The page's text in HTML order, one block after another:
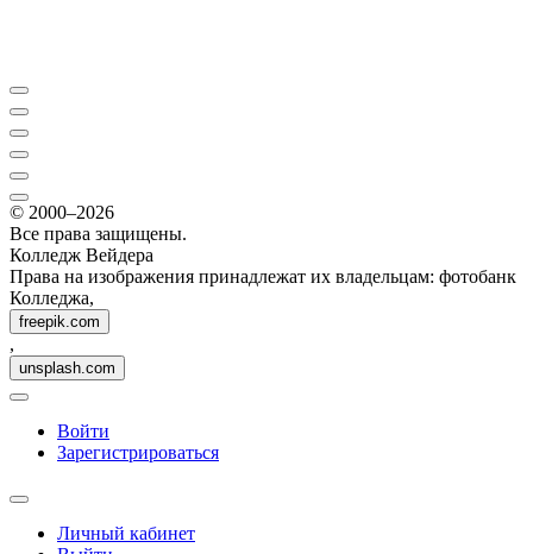
© 2000–2026
Все права защищены.
Колледж Вейдера
Права на изображения принадлежат их владельцам: фотобанк
Колледжа,
freepik.com
,
unsplash.com
Войти
Зарегистрироваться
Личный кабинет